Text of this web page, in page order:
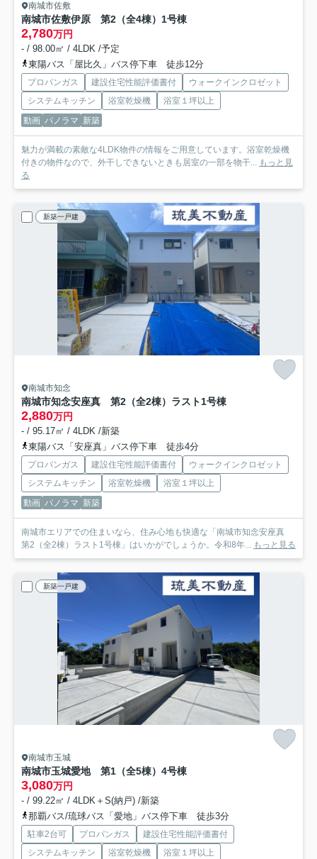
南城市佐敷
南城市佐敷伊原 第2（全4棟）1号棟
2,780万円
- / 98.00㎡ / 4LDK /予定
東陽バス「屋比久」バス停下車 徒歩12分
プロパンガス 建設住宅性能評価書付
ウォークインクロゼット
システムキッチン
浴室乾燥機
浴室１坪以上
動画 パノラマ 新築
魅力が満載の素敵な4LDK物件の情報をご用意しています。浴室乾燥機
付きの物件なので、外干しできないときも居室の一部を物干... もっと見
る
新築一戸建
南城市知念
南城市知念安座真 第2（全2棟）ラスト1号棟
2,880万円
- / 95.17㎡ / 4LDK /新築
東陽バス「安座真」バス停下車 徒歩4分
プロパンガス 建設住宅性能評価書付
ウォークインクロゼット
システムキッチン
浴室乾燥機
浴室１坪以上
動画 パノラマ 新築
南城市エリアでの住まいなら、住み心地も快適な「南城市知念安座真
第2（全2棟）ラスト1号棟」はいかがでしょうか。令和8年... もっと見る
新築一戸建
南城市玉城
南城市玉城愛地 第1（全5棟）4号棟
3,080万円
- / 99.22㎡ / 4LDK＋S(納戸) /新築
那覇バス/琉球バス「愛地」バス停下車 徒歩3分
駐車2台可 プロパンガス
建設住宅性能評価書付
システムキッチン
浴室乾燥機
浴室１坪以上